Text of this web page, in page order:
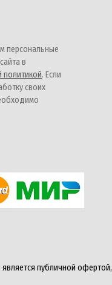
персональные
в
. Если
своих
публичной офертой,